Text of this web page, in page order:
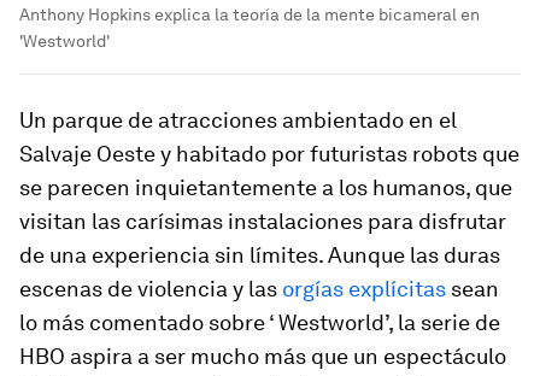
Anthony Hopkins explica la teoría de la mente bicameral en
'Westworld'
Un parque de atracciones ambientado en el
Salvaje Oeste y habitado por futuristas robots que
se parecen inquietantemente a los humanos, que
visitan las carísimas instalaciones para disfrutar
de una experiencia sin límites. Aunque las duras
escenas de violencia y las orgías explícitas sean
lo más comentado sobre ‘ Westworld’, la serie de
HBO aspira a ser mucho más que un espectáculo